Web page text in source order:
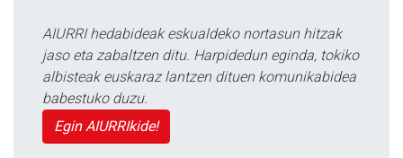
AIURRI hedabideak eskualdeko nortasun hitzak
jaso eta zabaltzen ditu. Harpidedun eginda, tokiko
albisteak euskaraz lantzen dituen komunikabidea
babestuko duzu.
Egin AIURRIkide!